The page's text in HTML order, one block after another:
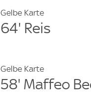
Gelbe Karte
64' Reis
Gelbe Karte
58' Maffeo